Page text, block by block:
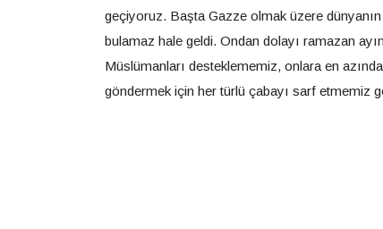
geçiyoruz. Başta Gazze olmak üzere
bulamaz hale geldi. Ondan dolayı ramazan
Müslümanları desteklememiz, onlara en
göndermek için her türlü çabayı sarf etmemiz